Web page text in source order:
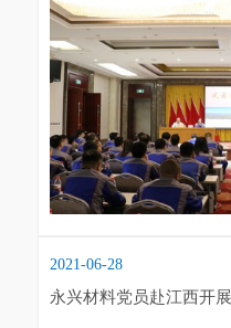
2021-06-28
永兴材料党员赴江西开